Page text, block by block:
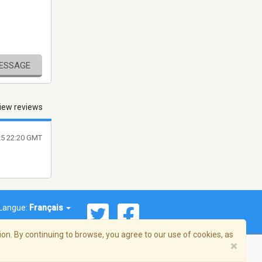
reviews
22:20 GMT
Langue: Français
By continuing to browse, you agree to our use of cookies, as
×